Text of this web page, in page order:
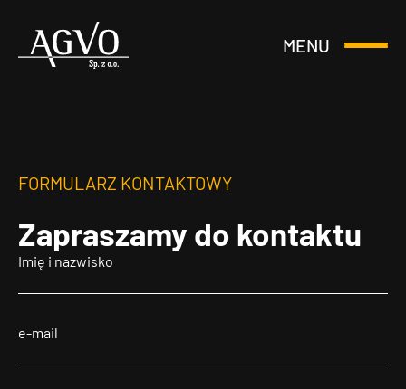
Header
MENU
Otwórz
FORMULARZ KONTAKTOWY
Zapraszamy do kontaktu